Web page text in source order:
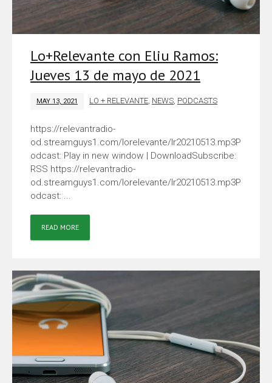
Lo+Relevante con Eliu Ramos:
Jueves 13 de mayo de 2021
MAY 13, 2021 LO + RELEVANTE NEWS PODCASTS
https://relevantradio-
od.streamguys1.com/lorelevante/lr20210513.mp3P
odcast: Play in new window | DownloadSubscribe:
RSS https://relevantradio-
od.streamguys1.com/lorelevante/lr20210513.mp3P
odcast: ...
READ MORE